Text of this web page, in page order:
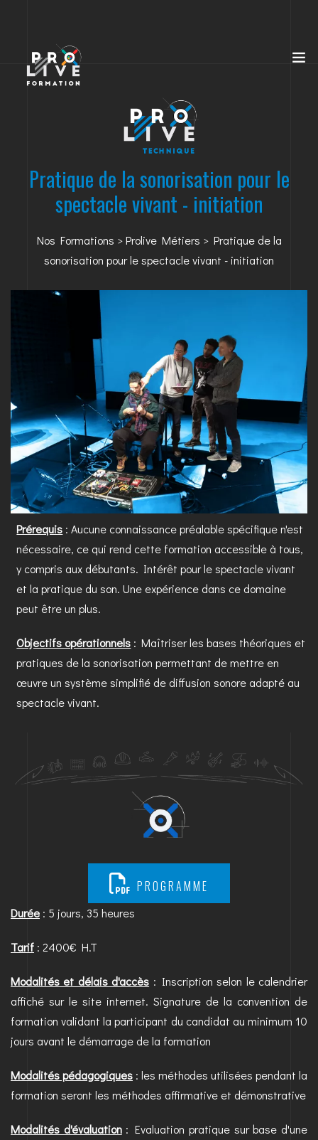
Pratique de la sonorisation pour le
spectacle vivant - initiation
Nos Formations >Prolive Métiers > Pratique de la
sonorisation pour le spectacle vivant - initiation
Prérequis : Aucune connaissance préalable spécifique n'est
nécessaire, ce qui rend cette formation accessible à tous,
y compris aux débutants. Intérêt pour le spectacle vivant
et la pratique du son. Une expérience dans ce domaine
peut être un plus.
Objectifs opérationnels : Maîtriser les bases théoriques et
pratiques de la sonorisation permettant de mettre en
œuvre un système simplifié de diffusion sonore adapté au
spectacle vivant.
PROGRAMME
Durée : 5 jours, 35 heures
Tarif : 2400€ H.T
Modalités et délais d'accès : Inscription selon le calendrier
affiché sur le site internet. Signature de la convention de
formation validant la participant du candidat au minimum 10
jours avant le démarrage de la formation
Modalités pédagogiques : les méthodes utilisées pendant la
formation seront les méthodes affirmative et démonstrative
Modalités d'évaluation: Evaluation pratique sur base d'une